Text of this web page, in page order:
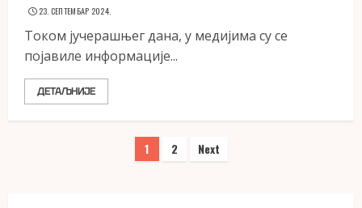
23. СЕПТЕМБАР 2024.
Током јучерашњег дана, у медијима су се
појавиле информације...
ДЕТАЉНИЈЕ
Пагинација
1 2 Next